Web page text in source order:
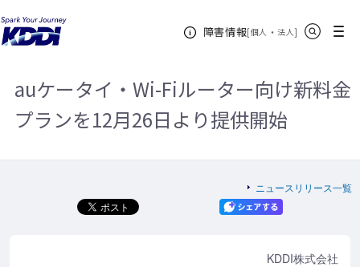
障害情報[個人 ・ 法人新規ウィンドウ
]
メニュー
KDDIホーム
ータイ・Wi-Fiルーター向け新料金プランを12月26日より提供開始
auケータイ・Wi-Fiルーター向け新料金
プランを12月26日より提供開始
ニュースリリース一覧
KDDI株式会社